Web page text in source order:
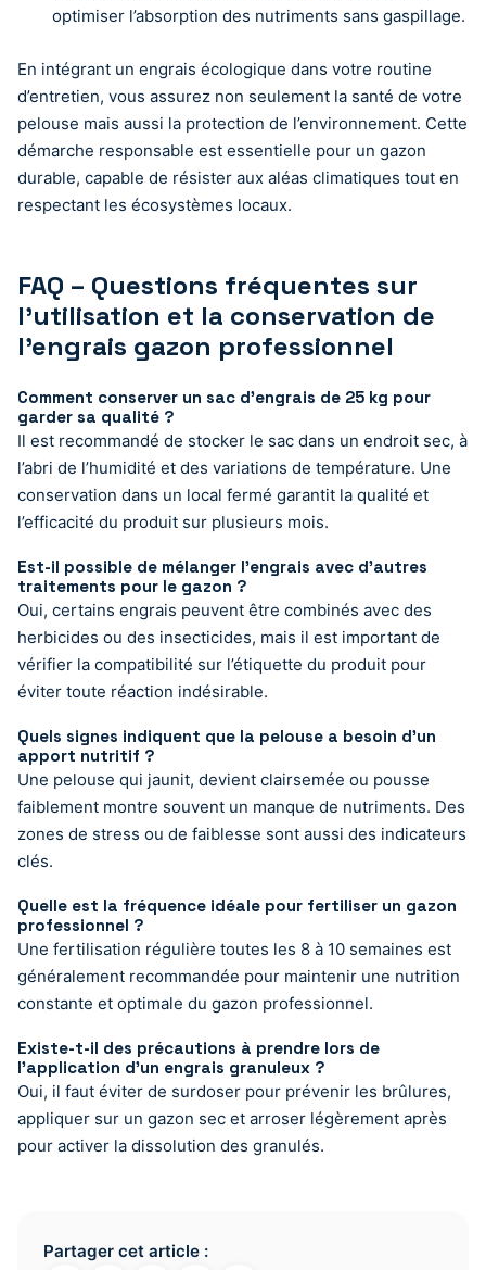
optimiser l’absorption des nutriments sans gaspillage.
En intégrant un engrais écologique dans votre routine
d’entretien, vous assurez non seulement la santé de votre
pelouse mais aussi la protection de l’environnement. Cette
démarche responsable est essentielle pour un gazon
durable, capable de résister aux aléas climatiques tout en
respectant les écosystèmes locaux.
FAQ – Questions fréquentes sur
l’utilisation et la conservation de
l’engrais gazon professionnel
Comment conserver un sac d’engrais de 25 kg pour
garder sa qualité ?
Il est recommandé de stocker le sac dans un endroit sec, à
l’abri de l’humidité et des variations de température. Une
conservation dans un local fermé garantit la qualité et
l’efficacité du produit sur plusieurs mois.
Est-il possible de mélanger l’engrais avec d’autres
traitements pour le gazon ?
Oui, certains engrais peuvent être combinés avec des
herbicides ou des insecticides, mais il est important de
vérifier la compatibilité sur l’étiquette du produit pour
éviter toute réaction indésirable.
Quels signes indiquent que la pelouse a besoin d’un
apport nutritif ?
Une pelouse qui jaunit, devient clairsemée ou pousse
faiblement montre souvent un manque de nutriments. Des
zones de stress ou de faiblesse sont aussi des indicateurs
clés.
Quelle est la fréquence idéale pour fertiliser un gazon
professionnel ?
Une fertilisation régulière toutes les 8 à 10 semaines est
généralement recommandée pour maintenir une nutrition
constante et optimale du gazon professionnel.
Existe-t-il des précautions à prendre lors de
l’application d’un engrais granuleux ?
Oui, il faut éviter de surdoser pour prévenir les brûlures,
appliquer sur un gazon sec et arroser légèrement après
pour activer la dissolution des granulés.
Partager cet article :